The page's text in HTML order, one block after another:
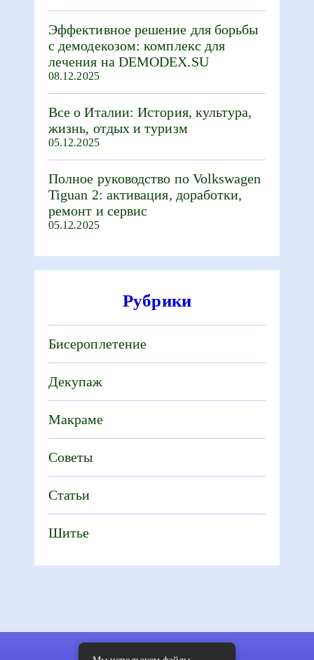
Эффективное решение для борьбы
с демодекозом: комплекс для
лечения на DEMODEX.SU
08.12.2025
Все о Италии: История, культура,
жизнь, отдых и туризм
05.12.2025
Полное руководство по Volkswagen
Tiguan 2: активация, доработки,
ремонт и сервис
05.12.2025
Рубрики
Бисероплетение
Декупаж
Макраме
Советы
Статьи
Шитье